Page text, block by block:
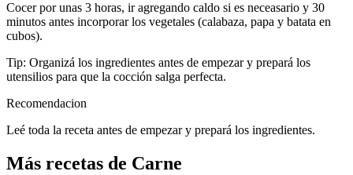
Cocer por unas 3 horas, ir agregando caldo si es neceasario y 30
minutos antes incorporar los vegetales (calabaza, papa y batata en
cubos).
Tip: Organizá los ingredientes antes de empezar y prepará los
utensilios para que la cocción salga perfecta.
Recomendacion
Leé toda la receta antes de empezar y prepará los ingredientes.
Más recetas de Carne